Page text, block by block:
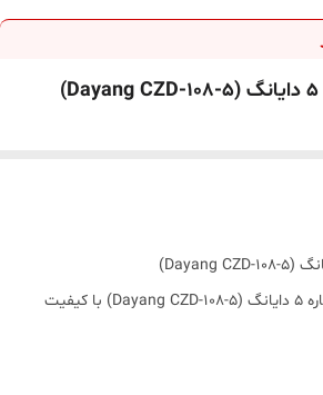
محصول قیچی عمودبر شماره ۵ دایانگ (Dayang CZD-108-5) با کیفیت